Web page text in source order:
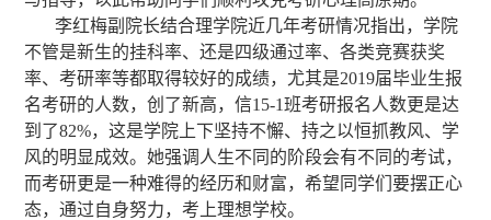
李红梅副院长结合理学院近几年考研情况指出，学院
不管是新生的挂科率、还是四级通过率、各类竞赛获奖
率、考研率等都取得较好的成绩，尤其是2019届毕业生报
名考研的人数，创了新高，信15-1班考研报名人数更是达
到了82%，这是学院上下坚持不懈、持之以恒抓教风、学
风的明显成效。她强调人生不同的阶段会有不同的考试，
而考研更是一种难得的经历和财富，希望同学们要摆正心
态，通过自身努力，考上理想学校。